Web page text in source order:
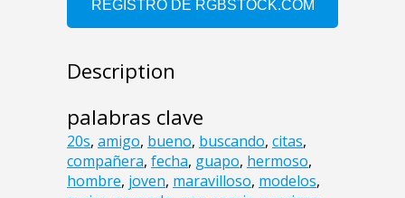
Description
palabras clave
20s, amigo, bueno, buscando, citas,
compañera, fecha, guapo, hermoso,
hombre, joven, maravilloso, modelos,